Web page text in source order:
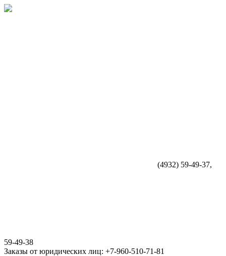
(4932) 59-49-37,
59-49-38
Заказы от юридических лиц: +7-960-510-71-81